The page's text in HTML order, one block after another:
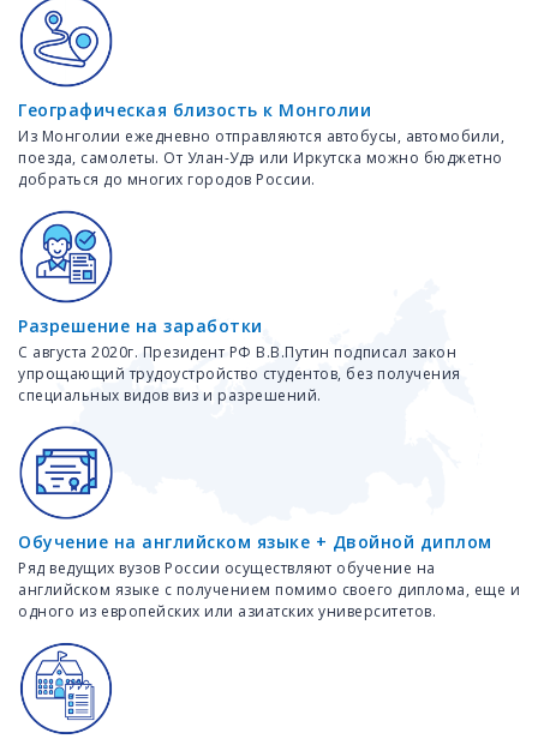
Географическая близость к Монголии
Из Монголии ежедневно отправляются автобусы, автомобили,
поезда, самолеты. От Улан-Удэ или Иркутска можно бюджетно
добраться до многих городов России.
Разрешение на заработки
С августа 2020г. Президент РФ В.В.Путин подписал закон
упрощающий трудоустройство студентов, без получения
специальных видов виз и разрешений.
Обучение на английском языке + Двойной диплом
Ряд ведущих вузов России осуществляют обучение на
английском языке с получением помимо своего диплома, еще и
одного из европейских или азиатских университетов.